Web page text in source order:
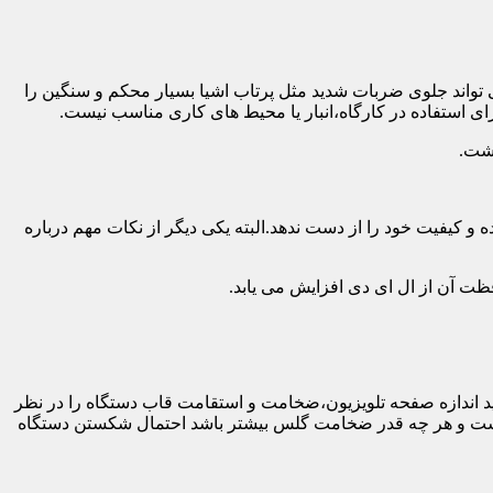
جلوی ضربات شدید مثل پرتاب اشیا بسیار محکم و سنگین را
استفاده در کارگاه،انبار یا محیط های کاری مناسب نیست.
خود را از دست ندهد.البته یکی دیگر از نکات مهم درباره
آن از ال ای دی افزایش می یابد.
کلی باید اندازه صفحه تلویزیون،ضخامت و استقامت قاب دستگاه را در نظر
نیست و هر چه قدر ضخامت گلس بیشتر باشد احتمال شکستن دستگاه